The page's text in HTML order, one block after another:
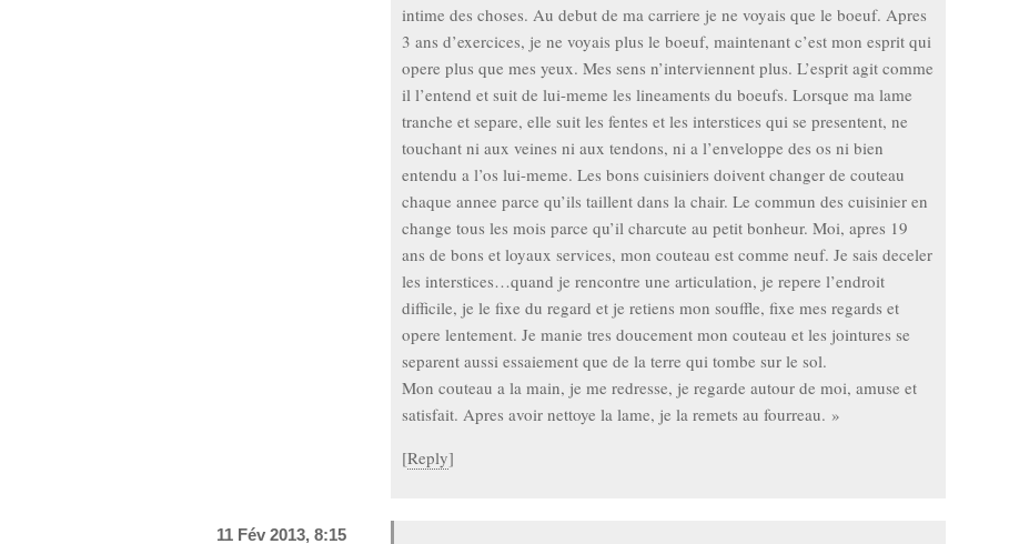
intime des choses. Au debut de ma carriere je ne voyais que le boeuf. Apres
3 ans d’exercices, je ne voyais plus le boeuf, maintenant c’est mon esprit qui
opere plus que mes yeux. Mes sens n’interviennent plus. L’esprit agit comme
il l’entend et suit de lui-meme les lineaments du boeufs. Lorsque ma lame
tranche et separe, elle suit les fentes et les interstices qui se presentent, ne
touchant ni aux veines ni aux tendons, ni a l’enveloppe des os ni bien
entendu a l’os lui-meme. Les bons cuisiniers doivent changer de couteau
chaque annee parce qu’ils taillent dans la chair. Le commun des cuisinier en
change tous les mois parce qu’il charcute au petit bonheur. Moi, apres 19
ans de bons et loyaux services, mon couteau est comme neuf. Je sais deceler
les interstices…quand je rencontre une articulation, je repere l’endroit
difficile, je le fixe du regard et je retiens mon souffle, fixe mes regards et
opere lentement. Je manie tres doucement mon couteau et les jointures se
separent aussi essaiement que de la terre qui tombe sur le sol.
Mon couteau a la main, je me redresse, je regarde autour de moi, amuse et
satisfait. Apres avoir nettoye la lame, je la remets au fourreau. »
[Reply]
11 Fév 2013, 8:15